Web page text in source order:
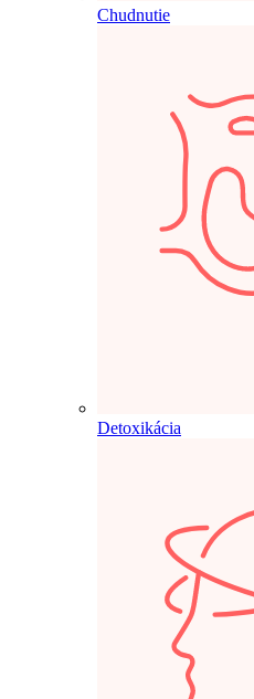
Chudnutie
Detoxikácia